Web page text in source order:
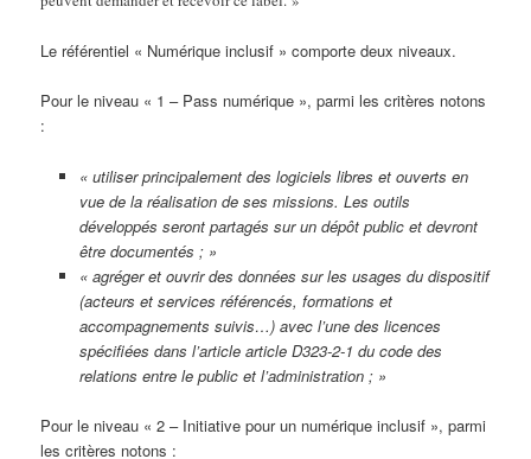
Le référentiel « Numérique inclusif » comporte deux niveaux.
Pour le niveau « 1 – Pass numérique », parmi les critères notons
:
« utiliser principalement des logiciels libres et ouverts en
vue de la réalisation de ses missions. Les outils
développés seront partagés sur un dépôt public et devront
être documentés ; »
« agréger et ouvrir des données sur les usages du dispositif
(acteurs et services référencés, formations et
accompagnements suivis…) avec l’une des licences
spécifiées dans l’article article D323-2-1 du code des
relations entre le public et l’administration ; »
Pour le niveau « 2 – Initiative pour un numérique inclusif », parmi
les critères notons :